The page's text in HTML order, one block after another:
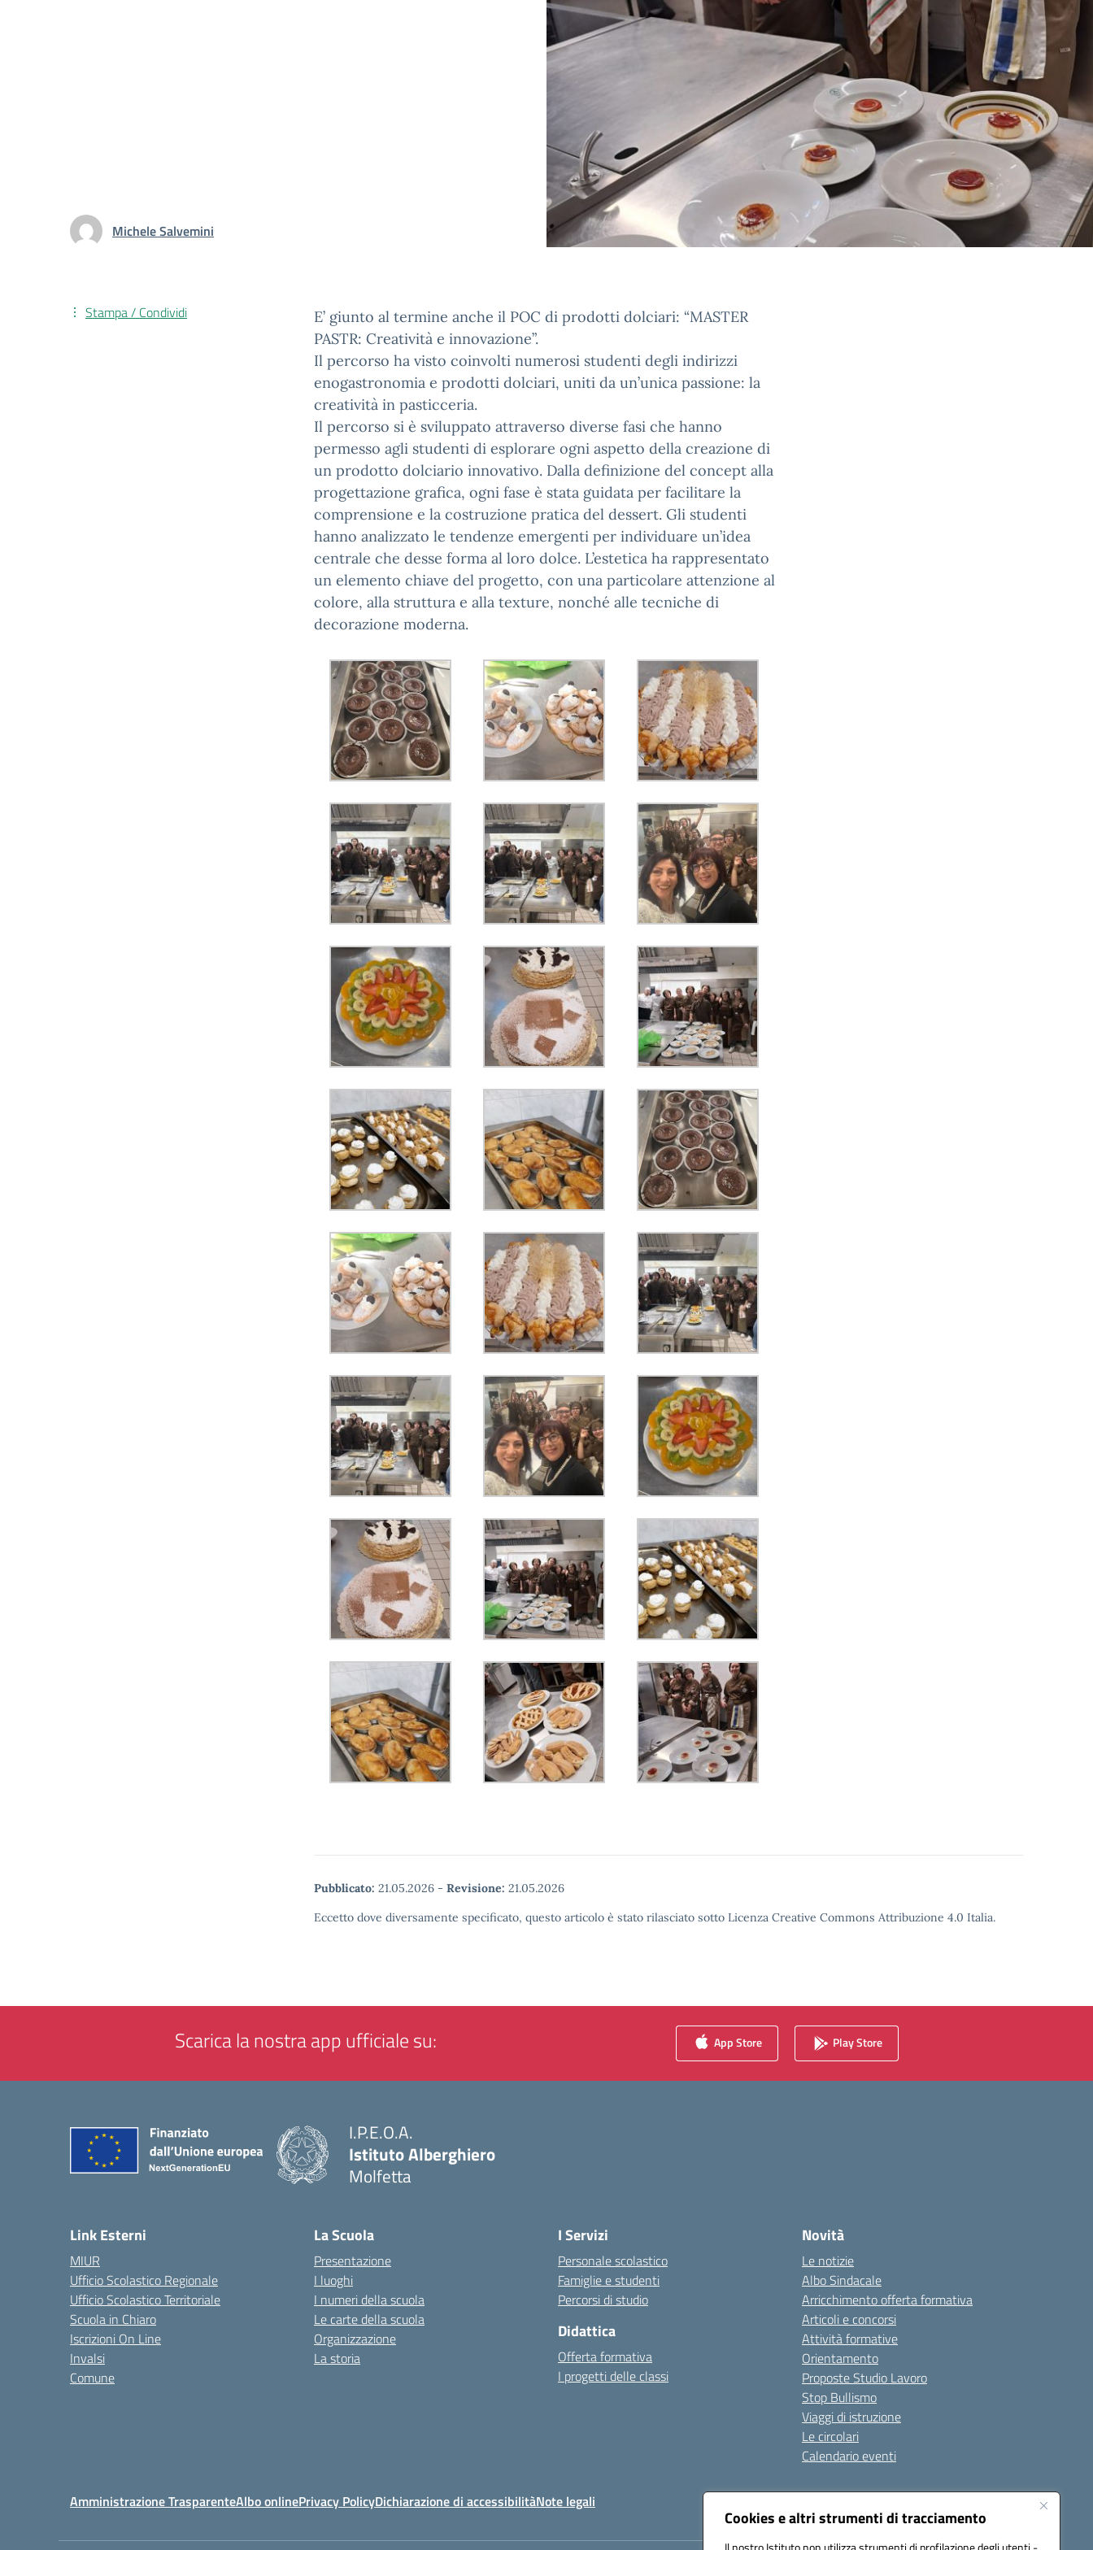
Cookies e altri strumenti di tracciamento
Michele Salvemini
E’ giunto al termine anche il POC di prodotti dolciari: “MASTER
PASTR: Creatività e innovazione”.
Il percorso ha visto coinvolti numerosi studenti degli indirizzi
enogastronomia e prodotti dolciari, uniti da un’unica passione: la
creatività in pasticceria.
Il percorso si è sviluppato attraverso diverse fasi che hanno
permesso agli studenti di esplorare ogni aspetto della creazione di
un prodotto dolciario innovativo. Dalla definizione del concept alla
progettazione grafica, ogni fase è stata guidata per facilitare la
comprensione e la costruzione pratica del dessert. Gli studenti
hanno analizzato le tendenze emergenti per individuare un’idea
centrale che desse forma al loro dolce. L’estetica ha rappresentato
un elemento chiave del progetto, con una particolare attenzione al
colore, alla struttura e alla texture, nonché alle tecniche di
decorazione moderna.
Pubblicato: 21.05.2026 - Revisione: 21.05.2026
Eccetto dove diversamente specificato, questo articolo è stato rilasciato sotto Licenza Creative Commons Attribuzione 4.0 Italia.
Stampa / Condividi
Scarica la nostra app ufficiale su: App Store Play Store
I.P.E.O.A.
Istituto Alberghiero
Molfetta
Link Esterni
MIUR
Ufficio Scolastico Regionale
Ufficio Scolastico Territoriale
Scuola in Chiaro
Iscrizioni On Line
Invalsi
Comune
La Scuola
Presentazione
I luoghi
I numeri della scuola
Le carte della scuola
Organizzazione
La storia
I Servizi
Personale scolastico
Famiglie e studenti
Percorsi di studio
Didattica
Offerta formativa
I progetti delle classi
Novità
Le notizie
Albo Sindacale
Arricchimento offerta formativa
Articoli e concorsi
Attività formative
Orientamento
Proposte Studio Lavoro
Stop Bullismo
Viaggi di istruzione
Le circolari
Calendario eventi
Amministrazione TrasparenteAlbo onlinePrivacy PolicyDichiarazione di accessibilitàNote legali Seguici su: